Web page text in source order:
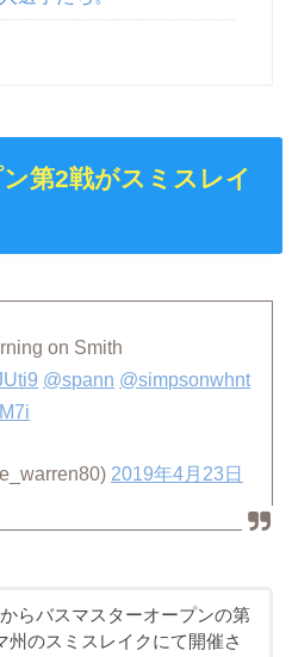
第2戦がスミスレイ
on Smith
@spann @simpsonwhnt
2019年4月23日
らバスマスターオープンの第
州のスミスレイクにて開催さ